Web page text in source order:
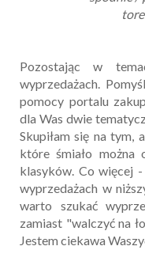
Pozostając w
wyprzedażach.
pomocy portalu
dla Was dwie
Skupiłam się na tym,
które śmiało można
klasyków. Co więcej
wyprzedażach w
warto szukać
zamiast "walczyć na
Jestem ciekawa